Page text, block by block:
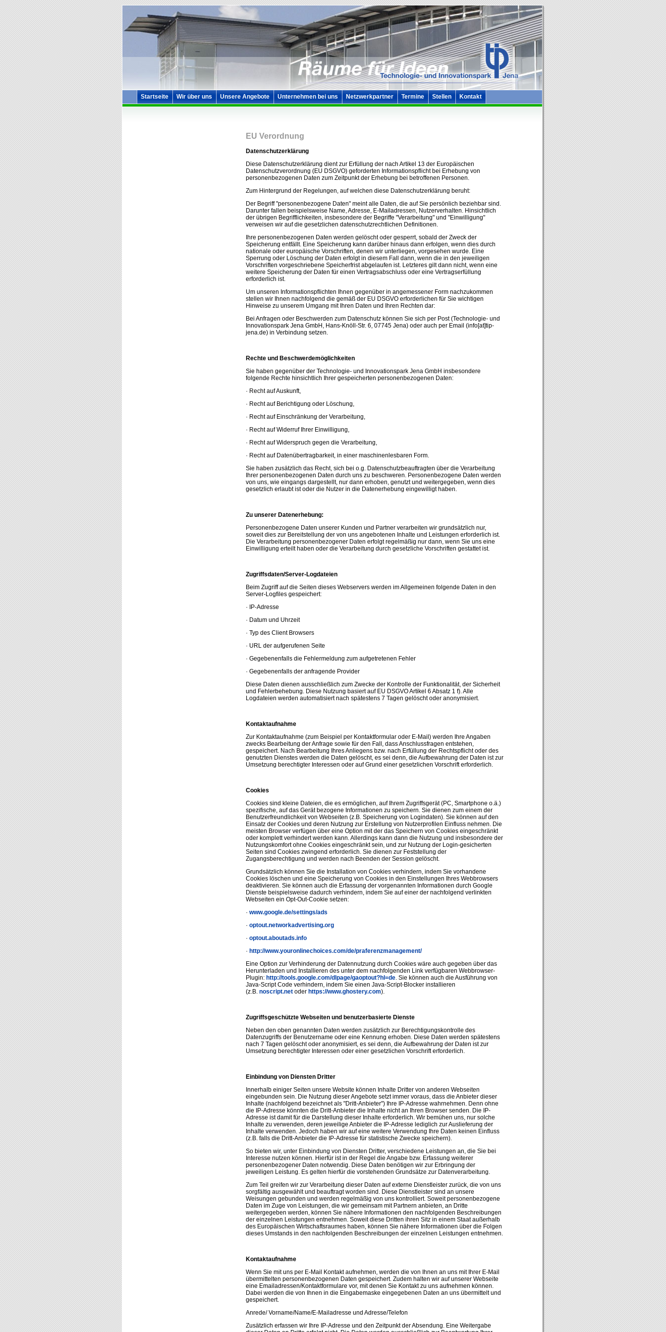
Startseite Wir über uns Unsere Angebote Unternehmen bei uns Netzwerkpartner Termine Stellen Kontakt
EU Verordnung
Datenschutzerklärung
Diese Datenschutzerklärung dient zur Erfüllung der nach Artikel 13 der Europäischen
Datenschutzverordnung (EU DSGVO) geforderten Informationspflicht bei Erhebung von
personenbezogenen Daten zum Zeitpunkt der Erhebung bei betroffenen Personen.
Zum Hintergrund der Regelungen, auf welchen diese Datenschutzerklärung beruht:
Der Begriff "personenbezogene Daten" meint alle Daten, die auf Sie persönlich beziehbar sind.
Darunter fallen beispielsweise Name, Adresse, E-Mailadressen, Nutzerverhalten. Hinsichtlich
der übrigen Begrifflichkeiten, insbesondere der Begriffe "Verarbeitung" und "Einwilligung"
verweisen wir auf die gesetzlichen datenschutzrechtlichen Definitionen.
Ihre personenbezogenen Daten werden gelöscht oder gesperrt, sobald der Zweck der
Speicherung entfällt. Eine Speicherung kann darüber hinaus dann erfolgen, wenn dies durch
nationale oder europäische Vorschriften, denen wir unterliegen, vorgesehen wurde. Eine
Sperrung oder Löschung der Daten erfolgt in diesem Fall dann, wenn die in den jeweiligen
Vorschriften vorgeschriebene Speicherfrist abgelaufen ist. Letzteres gilt dann nicht, wenn eine
weitere Speicherung der Daten für einen Vertragsabschluss oder eine Vertragserfüllung
erforderlich ist.
Um unseren Informationspflichten Ihnen gegenüber in angemessener Form nachzukommen
stellen wir Ihnen nachfolgend die gemäß der EU DSGVO erforderlichen für Sie wichtigen
Hinweise zu unserem Umgang mit Ihren Daten und Ihren Rechten dar:
Bei Anfragen oder Beschwerden zum Datenschutz können Sie sich per Post (Technologie- und
Innovationspark Jena GmbH, Hans-Knöll-Str. 6, 07745 Jena) oder auch per Email (info[at]tip-
jena.de) in Verbindung setzen.
Rechte und Beschwerdemöglichkeiten
Sie haben gegenüber der Technologie- und Innovationspark Jena GmbH insbesondere
folgende Rechte hinsichtlich Ihrer gespeicherten personen­bezogenen Daten:
· Recht auf Auskunft,
· Recht auf Berichtigung oder Löschung,
· Recht auf Einschränkung der Verarbeitung,
· Recht auf Widerruf Ihrer Einwilligung,
· Recht auf Widerspruch gegen die Verarbeitung,
· Recht auf Datenübertragbarkeit, in einer maschinenlesbaren Form.
Sie haben zusätzlich das Recht, sich bei o.g. Datenschutzbeauftragten über die Verarbeitung
Ihrer personenbezogenen Daten durch uns zu beschweren. Personenbezogene Daten werden
von uns, wie eingangs dargestellt, nur dann erhoben, genutzt und weitergegeben, wenn dies
gesetzlich erlaubt ist oder die Nutzer in die Datenerhebung eingewilligt haben.
Zu unserer Datenerhebung:
Personenbezogene Daten unserer Kunden und Partner verarbeiten wir grundsätzlich nur,
soweit dies zur Bereitstellung der von uns angebotenen Inhalte und Leistungen erforderlich ist.
Die Verarbeitung personenbezogener Daten erfolgt regelmäßig nur dann, wenn Sie uns eine
Einwilligung erteilt haben oder die Verarbeitung durch gesetzliche Vorschriften gestattet ist.
Zugriffsdaten/Server-Logdateien
Beim Zugriff auf die Seiten dieses Webservers werden im Allgemeinen folgende Daten in den
Server-Logfiles gespeichert:
· IP-Adresse
· Datum und Uhrzeit
· Typ des Client Browsers
· URL der aufgerufenen Seite
· Gegebenenfalls die Fehlermeldung zum aufgetretenen Fehler
· Gegebenenfalls der anfragende Provider
Diese Daten dienen ausschließlich zum Zwecke der Kontrolle der Funktionalität, der Sicherheit
und Fehlerbehebung. Diese Nutzung basiert auf EU DSGVO Artikel 6 Absatz 1 f). Alle
Logdateien werden automatisiert nach spätestens 7 Tagen gelöscht oder anonymisiert.
Kontaktaufnahme
Zur Kontaktaufnahme (zum Beispiel per Kontaktformular oder E-Mail) werden Ihre Angaben
zwecks Bearbeitung der Anfrage sowie für den Fall, dass Anschluss­fragen entstehen,
gespeichert. Nach Bearbeitung Ihres Anliegens bzw. nach Erfüllung der Rechtspflicht oder des
genutzten Dienstes werden die Daten gelöscht, es sei denn, die Aufbewahrung der Daten ist zur
Umsetzung berechtigter Interessen oder auf Grund einer gesetzlichen Vorschrift erforderlich.
Cookies
Cookies sind kleine Dateien, die es ermöglichen, auf Ihrem Zugriffsgerät (PC, Smartphone o.ä.)
spezifische, auf das Gerät bezogene Informationen zu speichern. Sie dienen zum einem der
Benutzerfreundlichkeit von Webseiten (z.B. Speicherung von Logindaten). Sie können auf den
Einsatz der Cookies und deren Nutzung zur Erstellung von Nutzerprofilen Einfluss nehmen. Die
meisten Browser verfügen über eine Option mit der das Speichern von Cookies eingeschränkt
oder komplett verhindert werden kann. Allerdings kann dann die Nutzung und insbesondere der
Nutzungskomfort ohne Cookies eingeschränkt sein, und zur Nutzung der Login-gesicherten
Seiten sind Cookies zwingend erforderlich. Sie dienen zur Feststellung der
Zugangsberechtigung und werden nach Beenden der Session gelöscht.
Grundsätzlich können Sie die Installation von Cookies verhindern, indem Sie vorhandene
Cookies löschen und eine Speicherung von Cookies in den Einstellungen Ihres Webbrowsers
deaktivieren. Sie können auch die Erfassung der vorgenannten Informationen durch Google
Dienste beispielsweise dadurch verhindern, indem Sie auf einer der nachfolgend verlinkten
Webseiten ein Opt-Out-Cookie setzen:
· www.google.de/settings/ads
· optout.networkadvertising.org
· optout.aboutads.info
· http://www.youronlinechoices.com/de/praferenzmanagement/
Eine Option zur Verhinderung der Datennutzung durch Cookies wäre auch gegeben über das
Herunterladen und Installieren des unter dem nachfolgenden Link verfügbaren Webbrowser-
Plugin: http://tools.google.com/dlpage/gaoptout?hl=de. Sie können auch die Ausführung von
Java-Script Code verhindern, indem Sie einen Java-Script-Blocker installieren
(z.B. noscript.netoder https://www.ghostery.com).
Zugriffsgeschützte Webseiten und benutzerbasierte Dienste
Neben den oben genannten Daten werden zusätzlich zur Berechtigungskontrolle des
Datenzugriffs der Benutzername oder eine Kennung erhoben. Diese Daten werden spätestens
nach 7 Tagen gelöscht oder anonymisiert, es sei denn, die Aufbewahrung der Daten ist zur
Umsetzung berechtigter Interessen oder einer gesetzlichen Vorschrift erforderlich.
Einbindung von Diensten Dritter
Innerhalb einiger Seiten unsere Website können Inhalte Dritter von anderen Webseiten
eingebunden sein. Die Nutzung dieser Angebote setzt immer voraus, dass die Anbieter dieser
Inhalte (nachfolgend bezeichnet als "Dritt-Anbieter") Ihre IP-Adresse wahrnehmen. Denn ohne
die IP-Adresse könnten die Dritt-Anbieter die Inhalte nicht an Ihren Browser senden. Die IP-
Adresse ist damit für die Darstellung dieser Inhalte erforderlich. Wir bemühen uns, nur solche
Inhalte zu verwenden, deren jeweilige Anbieter die IP-Adresse lediglich zur Auslieferung der
Inhalte verwenden. Jedoch haben wir auf eine weitere Verwendung Ihre Daten keinen Einfluss
(z.B. falls die Dritt-Anbieter die IP-Adresse für statistische Zwecke speichern).
So bieten wir, unter Einbindung von Diensten Dritter, verschiedene Leistungen an, die Sie bei
Interesse nutzen können. Hierfür ist in der Regel die Angabe bzw. Erfassung weiterer
personenbezogener Daten notwendig. Diese Daten benötigen wir zur Erbringung der
jeweiligen Leistung. Es gelten hierfür die vorstehenden Grundsätze zur Datenverarbeitung.
Zum Teil greifen wir zur Verarbeitung dieser Daten auf externe Dienstleister zurück, die von uns
sorgfältig ausgewählt und beauftragt worden sind. Diese Dienstleister sind an unsere
Weisungen gebunden und werden regelmäßig von uns kontrolliert. Soweit personenbezogene
Daten im Zuge von Leistungen, die wir gemeinsam mit Partnern anbieten, an Dritte
weitergegeben werden, können Sie nähere Informationen den nachfolgenden Beschreibungen
der einzelnen Leistungen entnehmen. Soweit diese Dritten ihren Sitz in einem Staat außerhalb
des Europäischen Wirtschaftsraumes haben, können Sie nähere Informationen über die Folgen
dieses Umstands in den nachfolgenden Beschreibungen der einzelnen Leistungen entnehmen.
Kontaktaufnahme
Wenn Sie mit uns per E-Mail Kontakt aufnehmen, werden die von Ihnen an uns mit Ihrer E-Mail
übermittelten personenbezogenen Daten gespeichert. Zudem halten wir auf unserer Webseite
eine Emailadressen/Kontaktformulare vor, mit denen Sie Kontakt zu uns aufnehmen können.
Dabei werden die von Ihnen in die Eingabemaske eingegebenen Daten an uns übermittelt und
gespeichert.
Anrede/ Vorname/Name/E-Mailadresse und Adresse/Telefon
Zusätzlich erfassen wir Ihre IP-Adresse und den Zeitpunkt der Absendung. Eine Weitergabe